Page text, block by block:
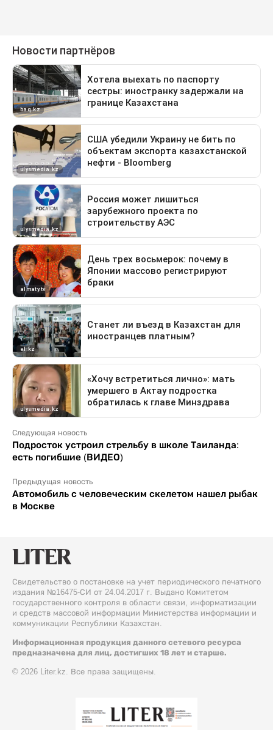
Следующая новость
Подросток устроил стрельбу в школе Таиланда:
есть погибшие (ВИДЕО)
Предыдущая новость
Автомобиль с человеческим скелетом нашел рыбак
в Москве
Свидетельство о постановке на учет периодического печатного
издания №16475-СИ от 24.04.2017 г. Выдано Комитетом
государственного контроля в области связи, информатизации
и средств массовой информации Министерства информации и
коммуникации Республики Казахстан.
Информационная продукция данного сетевого ресурса
предназначена для лиц, достигших 18 лет и старше.
© 2026 Liter.kz. Все права защищены.